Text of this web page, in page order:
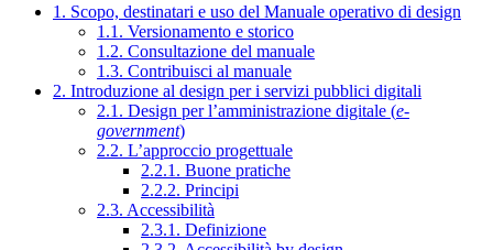
1. Scopo, destinatari e uso del Manuale operativo di design
1.1. Versionamento e storico
1.2. Consultazione del manuale
1.3. Contribuisci al manuale
2. Introduzione al design per i servizi pubblici digitali
2.1. Design per l’amministrazione digitale (e-
government)
2.2. L’approccio progettuale
2.2.1. Buone pratiche
2.2.2. Principi
2.3. Accessibilità
2.3.1. Definizione